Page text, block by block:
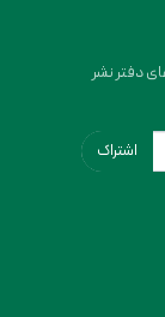
دفتر نشر
اشتراک